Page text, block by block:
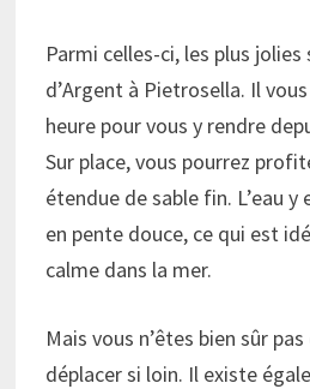
Parmi celles-ci, les plus
d’Argent à Pietrosella. Il
heure pour vous y rendre
Sur place, vous pourrez
étendue de sable fin. L’eau
en pente douce, ce qui est
calme dans la mer.
Mais vous n’êtes bien sûr
déplacer si loin. Il existe